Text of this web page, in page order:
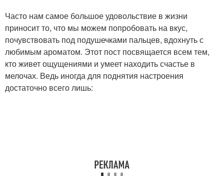
Часто нам самое большое удовольствие в жизни
приносит то, что мы можем попробовать на вкус,
почувствовать под подушечками пальцев, вдохнуть с
любимым ароматом. Этот пост посвящается всем тем,
кто живет ощущениями и умеет находить счастье в
мелочах. Ведь иногда для поднятия настроения
достаточно всего лишь: